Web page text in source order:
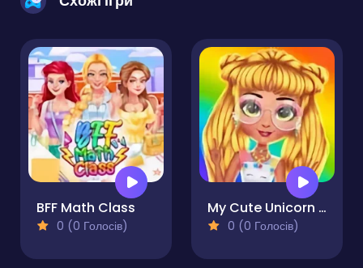
BFF Math Class
0 (0 Голосів)
My Cute Unicorn Fashion Dress Up
0 (0 Голосів)